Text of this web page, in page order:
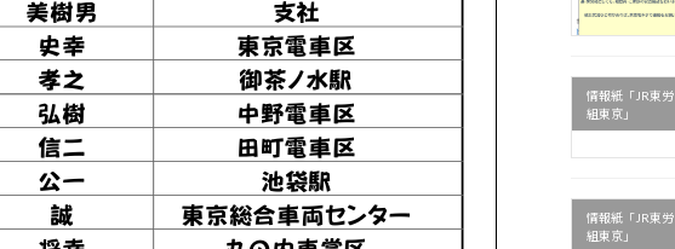
情報紙「JR東労
組東京」
情報紙「JR東労
組東京」